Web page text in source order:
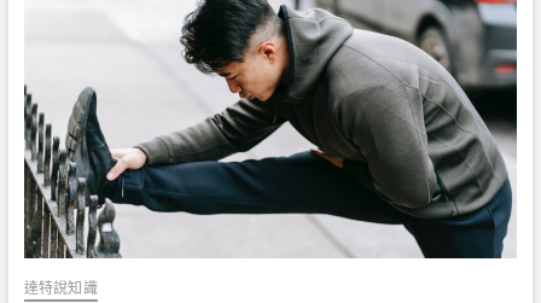
達特說知識